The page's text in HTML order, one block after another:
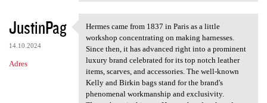
JustinPag
14.10.2024
Adres
Hermes came from 1837 in
Hermes came from 1837 in Paris as a little
workshop concentrating on making harnesses.
Since then, it has advanced right into a prominent
luxury brand celebrated for its top notch leather
items, scarves, and accessories. The well-known
Kelly and Birkin bags stand for the brand's
phenomenal workmanship and exclusivity.